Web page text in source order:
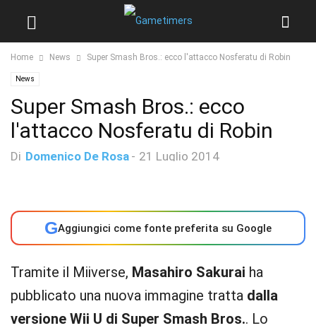
Home News Super Smash Bros.: ecco l'attacco Nosferatu di Robin
News
Super Smash Bros.: ecco
l'attacco Nosferatu di Robin
Di Domenico De Rosa - 21 Luglio 2014
GAggiungici come fonte preferita su Google
Tramite il Miiverse, Masahiro Sakurai ha
pubblicato una nuova immagine tratta dalla
versione Wii U di Super Smash Bros.. Lo